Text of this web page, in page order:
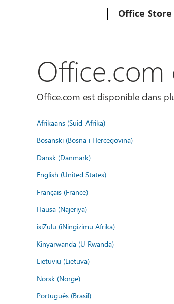
Office Store
Office.com est disponible dans
Afrikaans (Suid-Afrika)
Bosanski (Bosna i Hercegovina)
Dansk (Danmark)
English (United States)
Français (France)
Hausa (Najeriya)
isiZulu (iNingizimu Afrika)
Kinyarwanda (U Rwanda)
Lietuvių (Lietuva)
Norsk (Norge)
Português (Brasil)